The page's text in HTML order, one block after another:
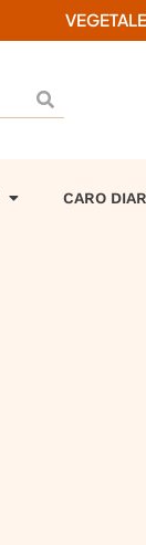
CARO